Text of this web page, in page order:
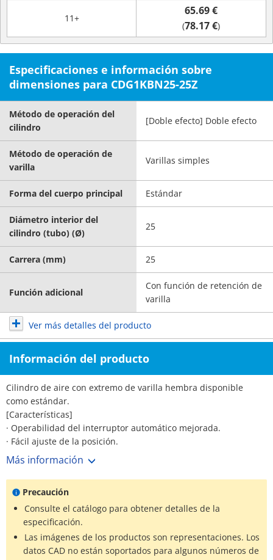
11+
65.69 €
(78.17 €)
Especificaciones e información sobre
dimensiones para CDG1KBN25-25Z
Método de operación del
cilindro
[Doble efecto] Doble efecto
Método de operación de
varilla
Varillas simples
Forma del cuerpo principal Estándar
Diámetro interior del
cilindro (tubo) (Ø)
25
Carrera (mm) 25
Función adicional
Con función de retención de
varilla
Ver más detalles del producto
Información del producto
Cilindro de aire con extremo de varilla hembra disponible
como estándar.
[Características]
· Operabilidad del interruptor automático mejorada.
· Fácil ajuste de la posición.
· Ninguna rosca hembra para montaje con soportes de muñón
· Los números de parte están establecidos para productos con
soportes finales de varilla y soportes de pivote. (No es
necesario pedirlo por separado).
·*Consulte el catálogo del fabricante para ver las
especificaciones detalladas.
·*Las imágenes de los productos son representaciones. Los
Más información
Precaución
Consulte el catálogo para obtener detalles de la
especificación.
Las imágenes de los productos son representaciones. Los
datos CAD no están soportados para algunos números de